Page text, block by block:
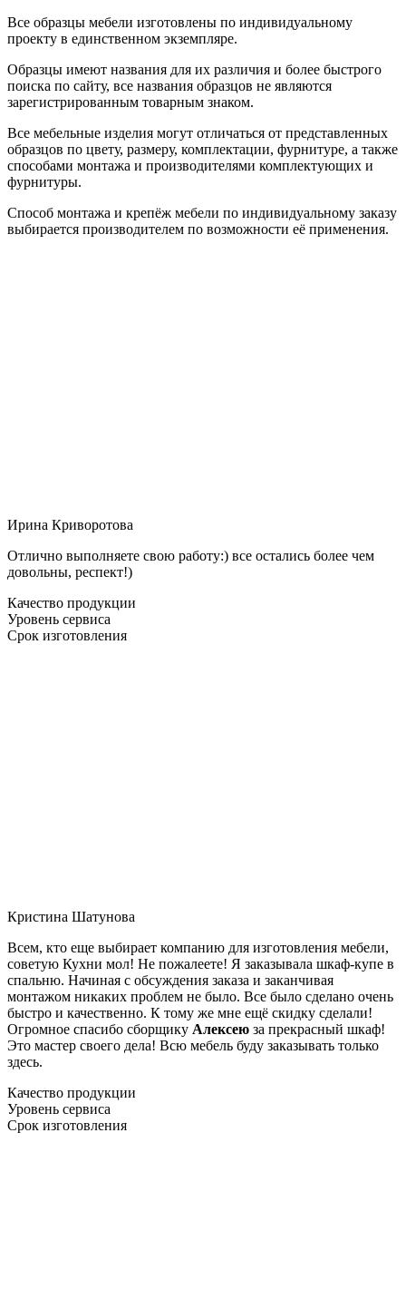
Все образцы мебели изготовлены по индивидуальному
проекту в единственном экземпляре.
Образцы имеют названия для их различия и более быстрого
поиска по сайту, все названия образцов не являются
зарегистрированным товарным знаком.
Все мебельные изделия могут отличаться от представленных
образцов по цвету, размеру, комплектации, фурнитуре, а также
способами монтажа и производителями комплектующих и
фурнитуры.
Способ монтажа и крепёж мебели по индивидуальному заказу
выбирается производителем по возможности её применения.
Ирина Криворотова
Отлично выполняете свою работу:) все остались более чем
довольны, респект!)
Качество продукции
Уровень сервиса
Срок изготовления
Кристина Шатунова
Всем, кто еще выбирает компанию для изготовления мебели,
советую Кухни мол! Не пожалеете! Я заказывала шкаф-купе в
спальню. Начиная с обсуждения заказа и заканчивая
монтажом никаких проблем не было. Все было сделано очень
быстро и качественно. К тому же мне ещё скидку сделали!
Огромное спасибо сборщику Алексею за прекрасный шкаф!
Это мастер своего дела! Всю мебель буду заказывать только
здесь.
Качество продукции
Уровень сервиса
Срок изготовления